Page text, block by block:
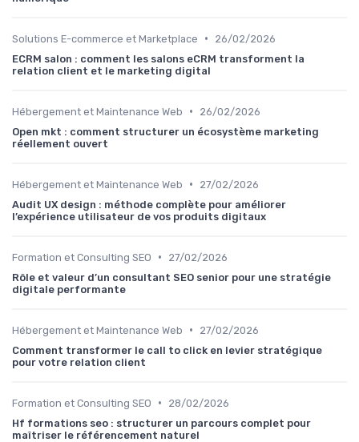
Solutions E-commerce et Marketplace •
26/02/2026
ECRM salon : comment les salons eCRM transforment la
relation client et le marketing digital
Hébergement et Maintenance Web •
26/02/2026
Open mkt : comment structurer un écosystème marketing
réellement ouvert
Hébergement et Maintenance Web •
27/02/2026
Audit UX design : méthode complète pour améliorer
l’expérience utilisateur de vos produits digitaux
Formation et Consulting SEO •
27/02/2026
Rôle et valeur d’un consultant SEO senior pour une stratégie
digitale performante
Hébergement et Maintenance Web •
27/02/2026
Comment transformer le call to click en levier stratégique
pour votre relation client
Formation et Consulting SEO •
28/02/2026
Hf formations seo : structurer un parcours complet pour
maîtriser le référencement naturel